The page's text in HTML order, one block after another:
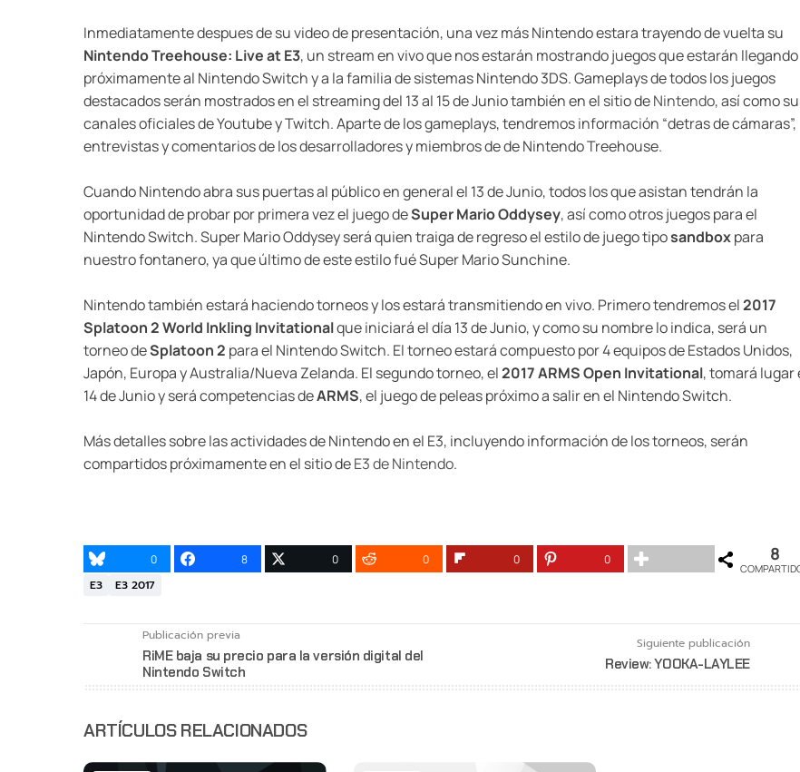
Inmediatamente despues de su video de presentación, una vez más Nintendo estara trayendo de vuelta su
Nintendo Treehouse: Live at E3, un stream en vivo que nos estarán mostrando juegos que estarán llegando
próximamente al Nintendo Switch y a la familia de sistemas Nintendo 3DS. Gameplays de todos los juegos
destacados serán mostrados en el streaming del 13 al 15 de Junio también en el sitio deNintendo, así como
canales oficiales de Youtube y Twitch. Aparte de los gameplays, tendremos información “detras de cámaras”,
entrevistas y comentarios de los desarrolladores y miembros de de Nintendo Treehouse.
Cuando Nintendo abra sus puertas al público en general el 13 de Junio, todos los que asistan tendrán la
oportunidad de probar por primera vez el juego deSuper Mario Oddysey, así como otros juegos para el
Nintendo Switch. Super Mario Oddysey será quien traiga de regreso el estilo de juego tiposandboxpara
nuestro fontanero, ya que último de este estilo fué Super Mario Sunchine.
Nintendo también estará haciendo torneos y los estará transmitiendo en vivo. Primero tendremos el2017
Splatoon 2 World Inkling Invitationalque iniciará el día 13 de Junio, y como su nombre lo indica, será un
torneo deSplatoon 2 para el Nintendo Switch. El torneo estará compuesto por 4 equipos de Estados Unidos,
Japón, Europa y Australia/Nueva Zelanda. El segundo torneo, el2017 ARMS Open Invitational, tomará lugar
14 de Junio y será competencias deARMS, el juego de peleas próximo a salir en el Nintendo Switch.
Más detalles sobre las actividades de Nintendo en el E3, incluyendo información de los torneos, serán
compartidos próximamente en el sitio deE3 de Nintendo.
0 8 0 0 0 0 8
E3 E3 2017
Publicación previa
RiME baja su precio para la versión digital del
Nintendo Switch
Siguiente publicación
Review: YOOKA-LAYLEE
ARTÍCULOS RELACIONADOS